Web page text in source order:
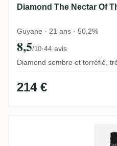
Diamond The Nectar Of
Guyane · 21 ans · 50,2%
8,5/10·44 avis
Diamond sombre et torréfié,
214 €
Le Gus't